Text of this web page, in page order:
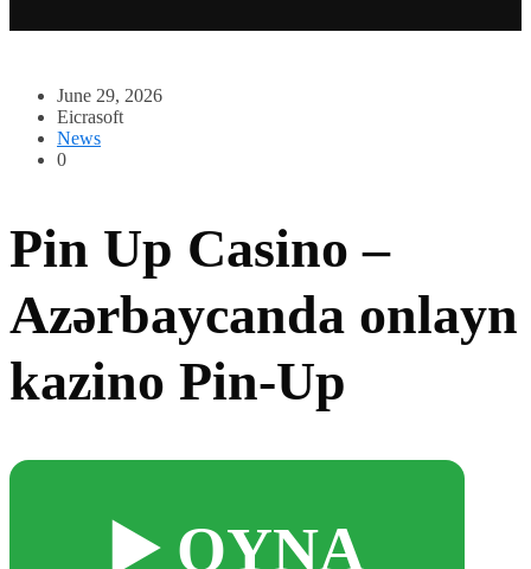
June 29, 2026
Eicrasoft
News
0
Pin Up Casino –
Azərbaycanda onlayn
kazino Pin-Up
▶️ OYNA